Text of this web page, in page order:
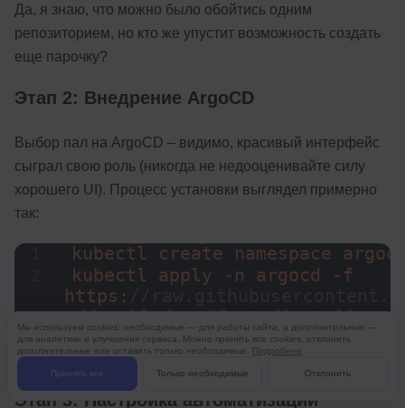
Да, я знаю, что можно было обойтись одним
репозиторием, но кто же упустит возможность создать
еще парочку?
Этап 2: Внедрение ArgoCD
Выбор пал на ArgoCD – видимо, красивый интерфейс
сыграл свою роль (никогда не недооценивайте силу
хорошего UI). Процесс установки выглядел примерно
так:
kubectl create namespace
kubectl apply -n argocd -f
https:
cd/stable/manifests/
# Дальше следовало 30 минут
богам DevOps
Этап 3: Настройка автоматизации
Мы используем cookies: необходимые — для работы сайта, а дополнительные —
для аналитики и улучшения сервиса. Можно принять все cookies, отклонить
дополнительные или оставить только необходимые. Подробнее
Принять все Только необходимые Отклонить